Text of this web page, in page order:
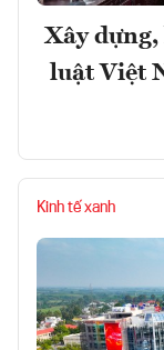
Xây
luật Việt
Kinh tế xanh